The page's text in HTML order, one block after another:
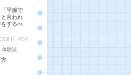
「平服で
言われ
するべ
体験談